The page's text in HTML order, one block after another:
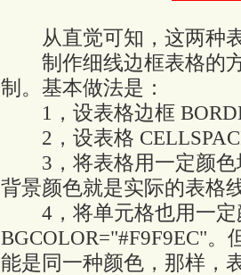
从直觉可知，这两种表
制作细线边框表格的方
制。基本做法是：
1，设表格边框
2，设表格
3，将表格用一定颜色
背景颜色就是实际的表格
4，将单元格也用一定
BGCOLOR="#F9F9EC"
能是同一种颜色，那样，